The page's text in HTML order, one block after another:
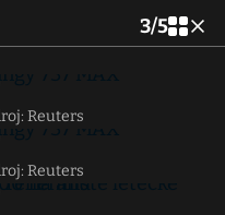
3/5
Reuters
Reuters